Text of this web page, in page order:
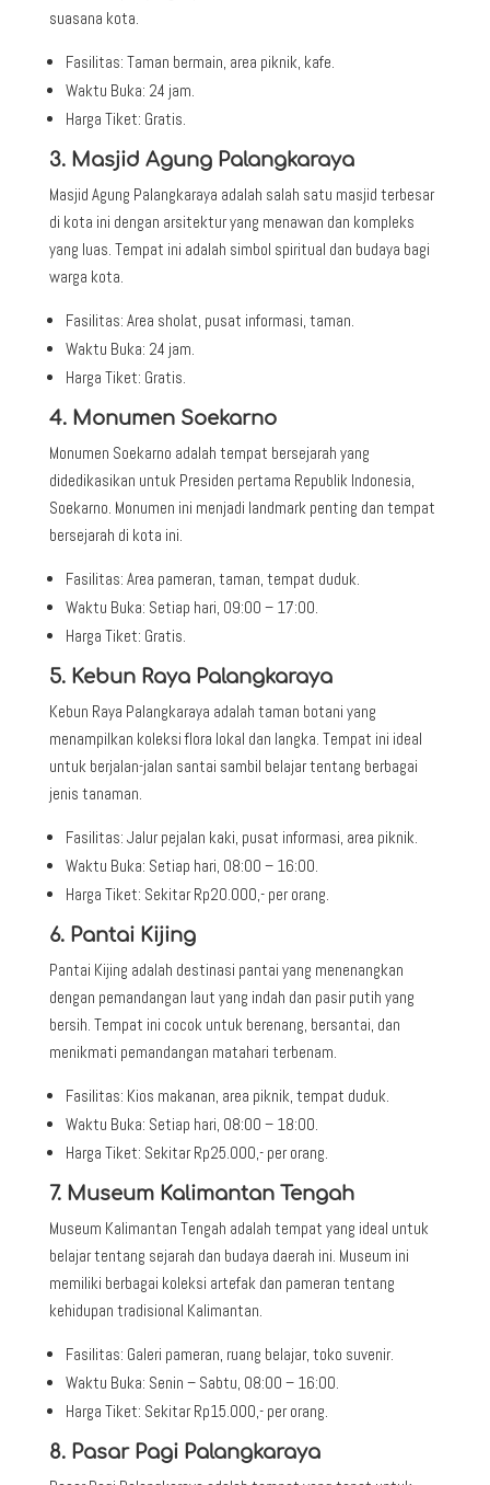
suasana kota.
Fasilitas: Taman bermain, area piknik, kafe.
Waktu Buka: 24 jam.
Harga Tiket: Gratis.
3. Masjid Agung Palangkaraya
Masjid Agung Palangkaraya adalah salah satu masjid terbesar
di kota ini dengan arsitektur yang menawan dan kompleks
yang luas. Tempat ini adalah simbol spiritual dan budaya bagi
warga kota.
Fasilitas: Area sholat, pusat informasi, taman.
Waktu Buka: 24 jam.
Harga Tiket: Gratis.
4. Monumen Soekarno
Monumen Soekarno adalah tempat bersejarah yang
didedikasikan untuk Presiden pertama Republik Indonesia,
Soekarno. Monumen ini menjadi landmark penting dan tempat
bersejarah di kota ini.
Fasilitas: Area pameran, taman, tempat duduk.
Waktu Buka: Setiap hari, 09:00 – 17:00.
Harga Tiket: Gratis.
5. Kebun Raya Palangkaraya
Kebun Raya Palangkaraya adalah taman botani yang
menampilkan koleksi flora lokal dan langka. Tempat ini ideal
untuk berjalan-jalan santai sambil belajar tentang berbagai
jenis tanaman.
Fasilitas: Jalur pejalan kaki, pusat informasi, area piknik.
Waktu Buka: Setiap hari, 08:00 – 16:00.
Harga Tiket: Sekitar Rp20.000,- per orang.
6. Pantai Kijing
Pantai Kijing adalah destinasi pantai yang menenangkan
dengan pemandangan laut yang indah dan pasir putih yang
bersih. Tempat ini cocok untuk berenang, bersantai, dan
menikmati pemandangan matahari terbenam.
Fasilitas: Kios makanan, area piknik, tempat duduk.
Waktu Buka: Setiap hari, 08:00 – 18:00.
Harga Tiket: Sekitar Rp25.000,- per orang.
7. Museum Kalimantan Tengah
Museum Kalimantan Tengah adalah tempat yang ideal untuk
belajar tentang sejarah dan budaya daerah ini. Museum ini
memiliki berbagai koleksi artefak dan pameran tentang
kehidupan tradisional Kalimantan.
Fasilitas: Galeri pameran, ruang belajar, toko suvenir.
Waktu Buka: Senin – Sabtu, 08:00 – 16:00.
Harga Tiket: Sekitar Rp15.000,- per orang.
8. Pasar Pagi Palangkaraya